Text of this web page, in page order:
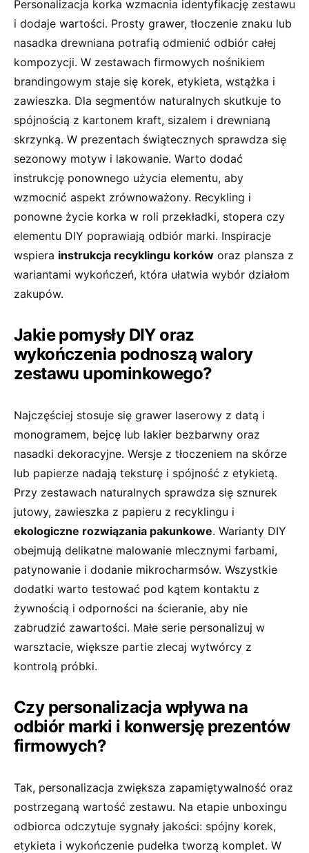
Personalizacja korka wzmacnia identyfikację zestawu
i dodaje wartości. Prosty grawer, tłoczenie znaku lub
nasadka drewniana potrafią odmienić odbiór całej
kompozycji. W zestawach firmowych nośnikiem
brandingowym staje się korek, etykieta, wstążka i
zawieszka. Dla segmentów naturalnych skutkuje to
spójnością z kartonem kraft, sizalem i drewnianą
skrzynką. W prezentach świątecznych sprawdza się
sezonowy motyw i lakowanie. Warto dodać
instrukcję ponownego użycia elementu, aby
wzmocnić aspekt zrównoważony. Recykling i
ponowne życie korka w roli przekładki, stopera czy
elementu DIY poprawiają odbiór marki. Inspiracje
wspiera instrukcja recyklingu korków oraz plansza z
wariantami wykończeń, która ułatwia wybór działom
zakupów.
Jakie pomysły DIY oraz
wykończenia podnoszą walory
zestawu upominkowego?
Najczęściej stosuje się grawer laserowy z datą i
monogramem, bejcę lub lakier bezbarwny oraz
nasadki dekoracyjne. Wersje z tłoczeniem na skórze
lub papierze nadają teksturę i spójność z etykietą.
Przy zestawach naturalnych sprawdza się sznurek
jutowy, zawieszka z papieru z recyklingu i
ekologiczne rozwiązania pakunkowe. Warianty DIY
obejmują delikatne malowanie mlecznymi farbami,
patynowanie i dodanie mikrocharmsów. Wszystkie
dodatki warto testować pod kątem kontaktu z
żywnością i odporności na ścieranie, aby nie
zabrudzić zawartości. Małe serie personalizuj w
warsztacie, większe partie zlecaj wytwórcy z
kontrolą próbki.
Czy personalizacja wpływa na
odbiór marki i konwersję prezentów
firmowych?
Tak, personalizacja zwiększa zapamiętywalność oraz
postrzeganą wartość zestawu. Na etapie unboxingu
odbiorca odczytuje sygnały jakości: spójny korek,
etykieta i wykończenie pudełka tworzą komplet. W